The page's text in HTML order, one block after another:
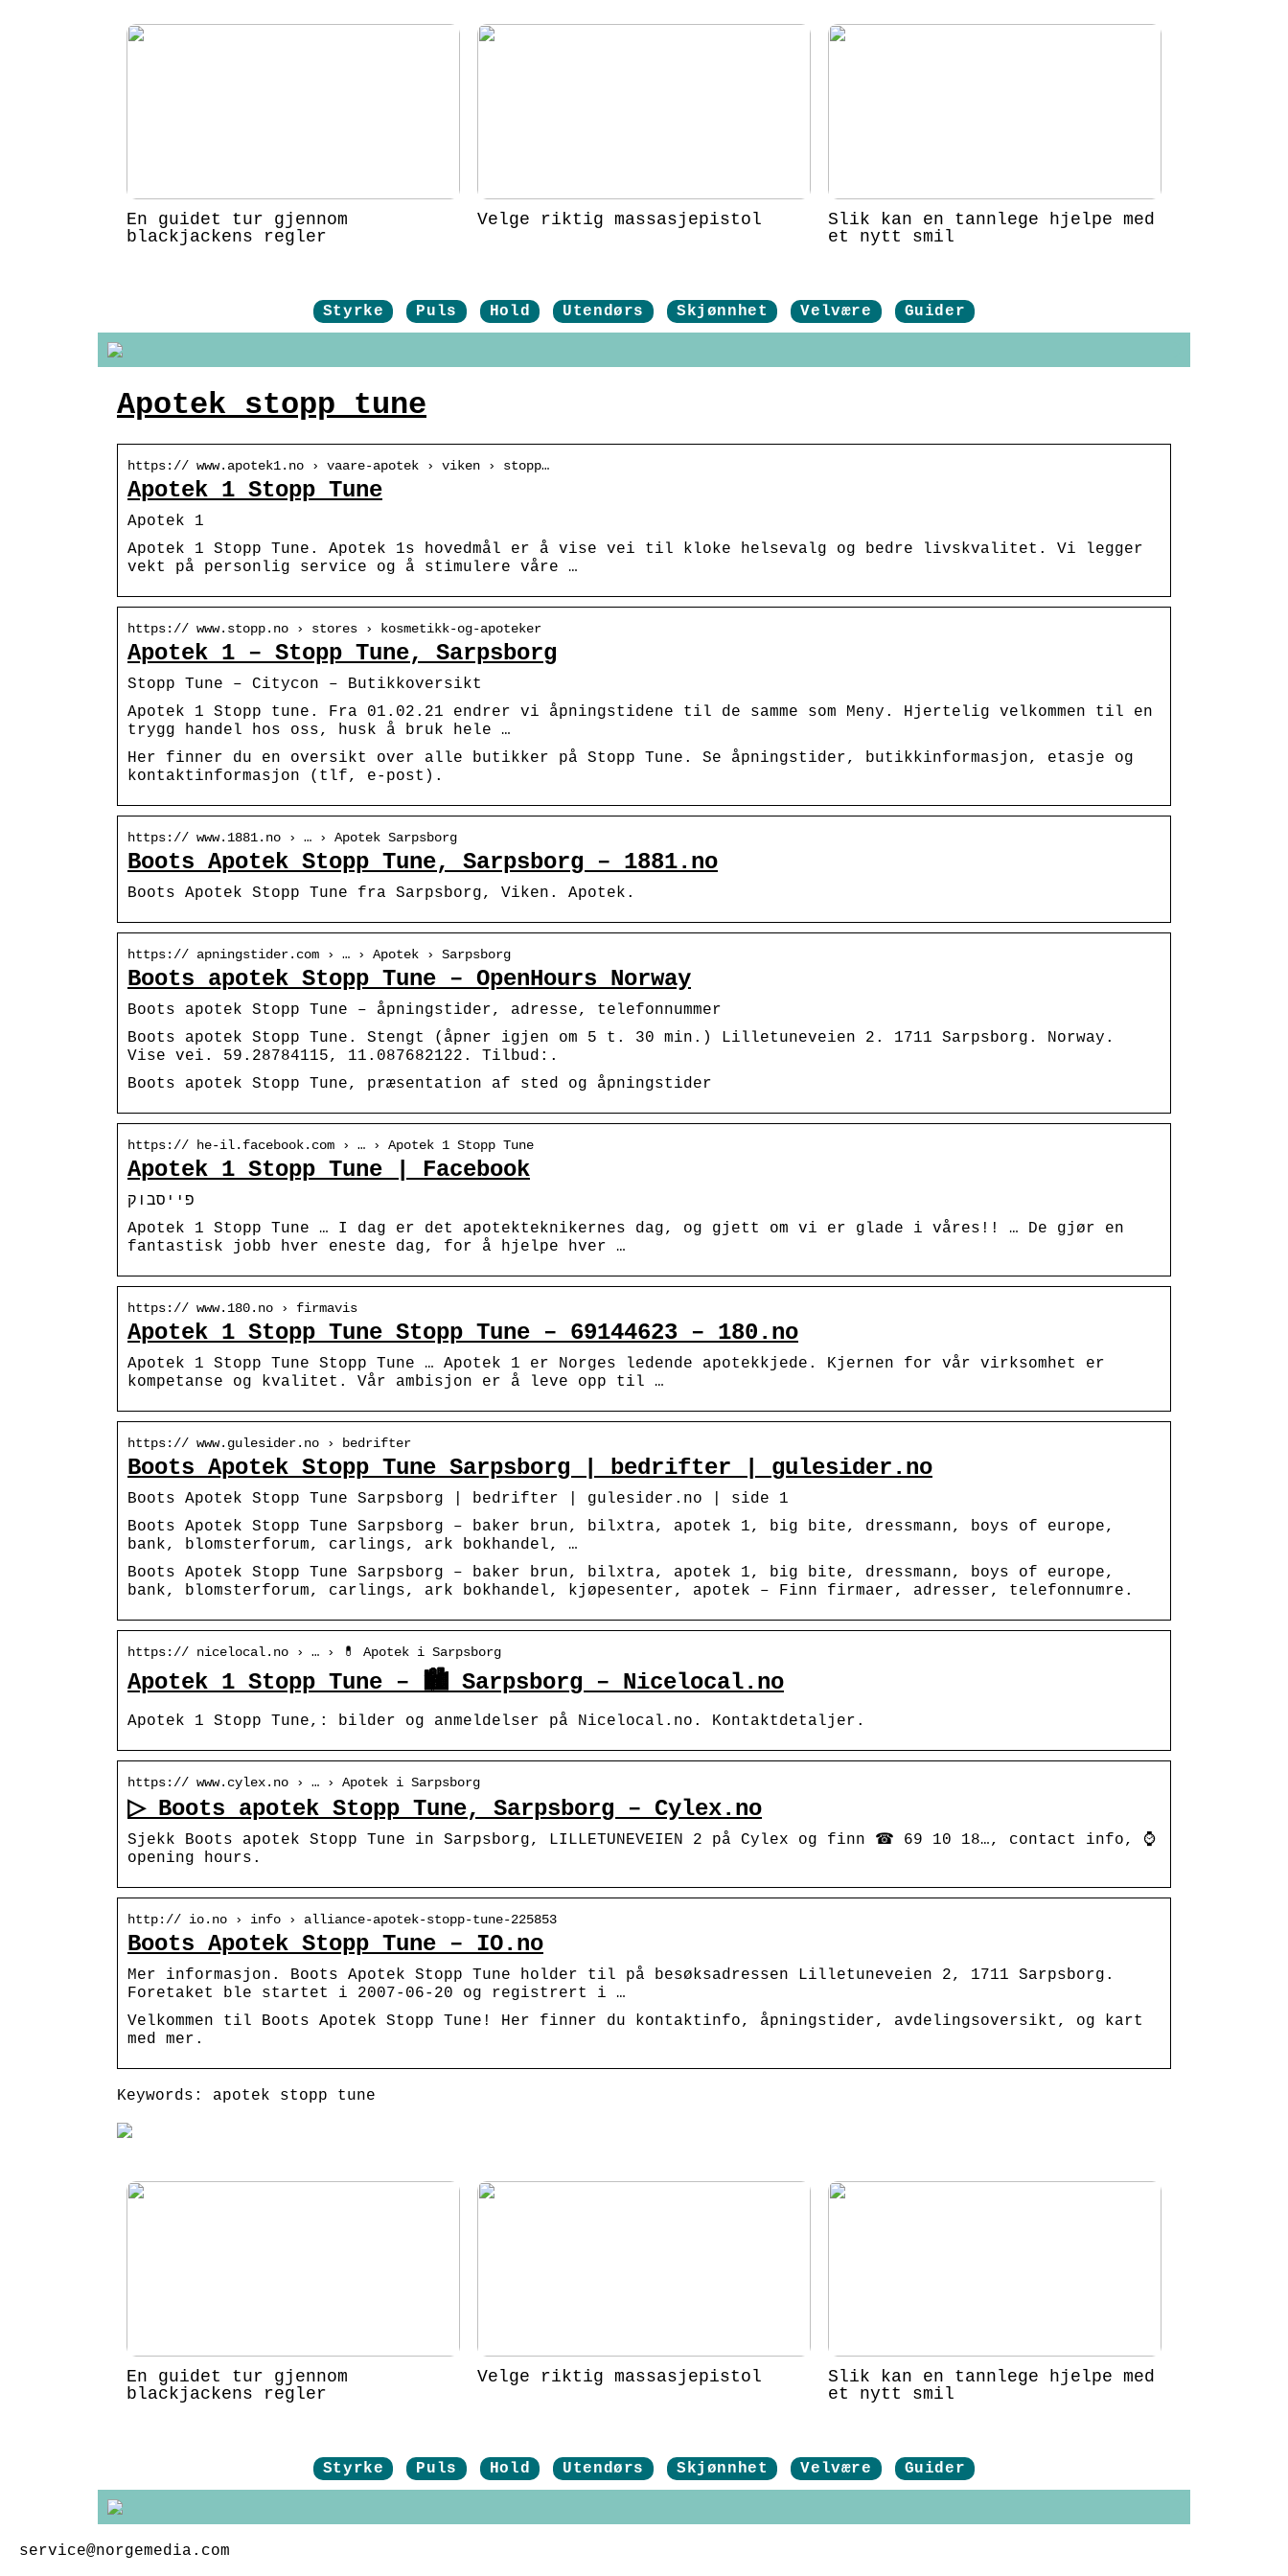
En guidet tur gjennom
blackjackens regler
Velge riktig massasjepistol
Slik kan en tannlege hjelpe med
et nytt smil
Styrke Puls Hold Utendørs Skjønnhet Velvære Guider
Apotek stopp tune
https:// www.apotek1.no › vaare-apotek › viken › stopp…
Apotek 1 Stopp Tune
Apotek 1
Apotek 1 Stopp Tune. Apotek 1s hovedmål er å vise vei til kloke helsevalg og bedre livskvalitet. Vi legger
vekt på personlig service og å stimulere våre …
https:// www.stopp.no › stores › kosmetikk-og-apoteker
Apotek 1 – Stopp Tune, Sarpsborg
Stopp Tune – Citycon – Butikkoversikt
Apotek 1 Stopp tune. Fra 01.02.21 endrer vi åpningstidene til de samme som Meny. Hjertelig velkommen til en
trygg handel hos oss, husk å bruk hele …
Her finner du en oversikt over alle butikker på Stopp Tune. Se åpningstider, butikkinformasjon, etasje og
kontaktinformasjon (tlf, e-post).
https:// www.1881.no › … › Apotek Sarpsborg
Boots Apotek Stopp Tune, Sarpsborg – 1881.no
Boots Apotek Stopp Tune fra Sarpsborg, Viken. Apotek.
https:// apningstider.com › … › Apotek › Sarpsborg
Boots apotek Stopp Tune – OpenHours Norway
Boots apotek Stopp Tune – åpningstider, adresse, telefonnummer
Boots apotek Stopp Tune. Stengt (åpner igjen om 5 t. 30 min.) Lilletuneveien 2. 1711 Sarpsborg. Norway.
Vise vei. 59.28784115, 11.087682122. Tilbud:.
Boots apotek Stopp Tune, præsentation af sted og åpningstider
https:// he-il.facebook.com › … › Apotek 1 Stopp Tune
Apotek 1 Stopp Tune | Facebook
פייסבוק
Apotek 1 Stopp Tune … I dag er det apotekteknikernes dag, og gjett om vi er glade i våres!! … De gjør en
fantastisk jobb hver eneste dag, for å hjelpe hver …
https:// www.180.no › firmavis
Apotek 1 Stopp Tune Stopp Tune – 69144623 – 180.no
Apotek 1 Stopp Tune Stopp Tune … Apotek 1 er Norges ledende apotekkjede. Kjernen for vår virksomhet er
kompetanse og kvalitet. Vår ambisjon er å leve opp til …
https:// www.gulesider.no › bedrifter
Boots Apotek Stopp Tune Sarpsborg | bedrifter | gulesider.no
Boots Apotek Stopp Tune Sarpsborg | bedrifter | gulesider.no | side 1
Boots Apotek Stopp Tune Sarpsborg – baker brun, bilxtra, apotek 1, big bite, dressmann, boys of europe,
bank, blomsterforum, carlings, ark bokhandel, …
Boots Apotek Stopp Tune Sarpsborg – baker brun, bilxtra, apotek 1, big bite, dressmann, boys of europe,
bank, blomsterforum, carlings, ark bokhandel, kjøpesenter, apotek – Finn firmaer, adresser, telefonnumre.
https:// nicelocal.no › … › 💊 Apotek i Sarpsborg
Apotek 1 Stopp Tune – 🏙️ Sarpsborg – Nicelocal.no
Apotek 1 Stopp Tune,: bilder og anmeldelser på Nicelocal.no. Kontaktdetaljer.
https:// www.cylex.no › … › Apotek i Sarpsborg
▷ Boots apotek Stopp Tune, Sarpsborg – Cylex.no
Sjekk Boots apotek Stopp Tune in Sarpsborg, LILLETUNEVEIEN 2 på Cylex og finn ☎ 69 10 18…, contact info, ⌚
opening hours.
http:// io.no › info › alliance-apotek-stopp-tune-225853
Boots Apotek Stopp Tune – IO.no
Mer informasjon. Boots Apotek Stopp Tune holder til på besøksadressen Lilletuneveien 2, 1711 Sarpsborg.
Foretaket ble startet i 2007-06-20 og registrert i …
Velkommen til Boots Apotek Stopp Tune! Her finner du kontaktinfo, åpningstider, avdelingsoversikt, og kart
med mer.
Keywords: apotek stopp tune
En guidet tur gjennom
blackjackens regler
Velge riktig massasjepistol
Slik kan en tannlege hjelpe med
et nytt smil
Styrke Puls Hold Utendørs Skjønnhet Velvære Guider
service@norgemedia.com